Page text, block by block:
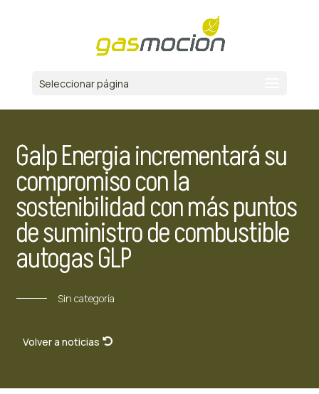
Seleccionar página
Galp Energia incrementará su
compromiso con la
sostenibilidad con más puntos
de suministro de combustible
autogas GLP
Sin categoría
Volver a noticias